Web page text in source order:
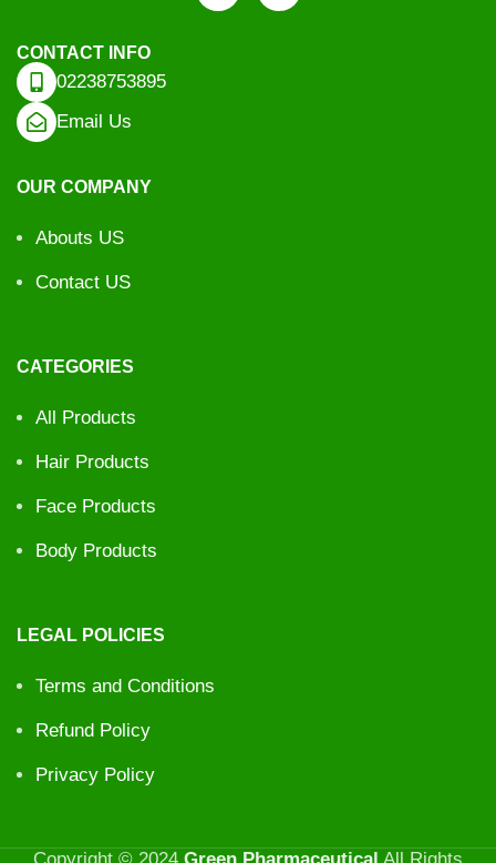
CONTACT INFO
02238753895
Email Us
OUR COMPANY
Abouts US
Contact US
CATEGORIES
All Products
Hair Products
Face Products
Body Products
LEGAL POLICIES
Terms and Conditions
Refund Policy
Privacy Policy